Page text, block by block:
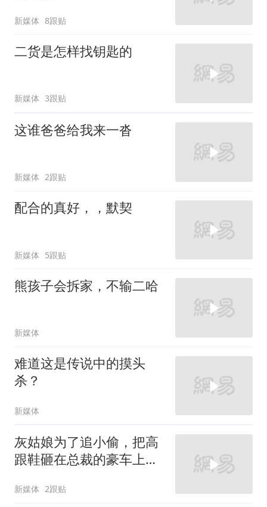
新媒体 8跟贴
二货是怎样找钥匙的
新媒体 3跟贴
这谁爸爸给我来一沓
新媒体 2跟贴
配合的真好，，默契
新媒体 5跟贴
熊孩子会拆家，不输二哈
新媒体
难道这是传说中的摸头
杀？
新媒体
灰姑娘为了追小偷，把高
跟鞋砸在总裁的豪车上，
新媒体 2跟贴